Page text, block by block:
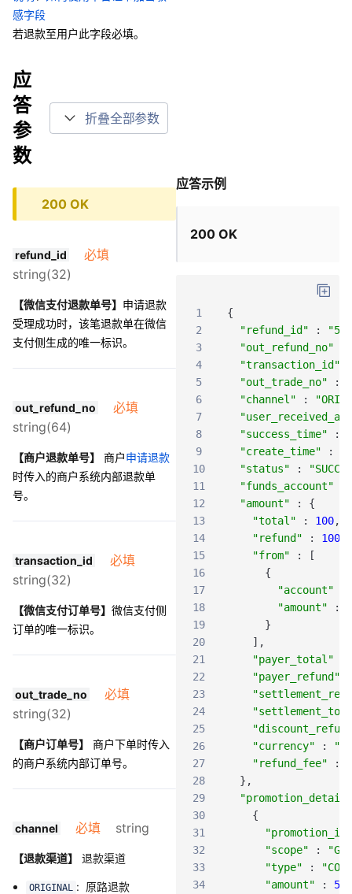
感字段
若退款至用户此字段必填。
应
答
参
数
折叠全部参数
200 OK
refund_id
必填
string(32)
【微信支付退款单号】 申请退款
受理成功时，该笔退款单在微信
支付侧生成的唯一标识。
out_refund_no
必填
string(64)
【商户退款单号】 商户申请退款
时传入的商户系统内部退款单
号。
transaction_id
必填
string(32)
【微信支付订单号】 微信支付侧
订单的唯一标识。
out_trade_no
必填
string(32)
【商户订单号】
商户下单时传入
的商户系统内部订单号。
channel 必填 string
【退款渠道】 退款渠道
ORIGINAL : 原路退款
应答示例
200 OK
1
{
2
"refund_id" :
3
"out_refund_no"
4
"transaction_id"
5
"out_trade_no" :
6
"channel" :
7
8
"success_time" :
9
"create_time" :
10
"status" :
11
"funds_account"
12
"amount" :
{
13
"total" : 100,
14
"refund" : 100
15
"from" :
[
16
{
17
"account"
18
"amount" :
19
}
20
] ,
21
"payer_total"
22
"payer_refund"
23
24
25
26
"currency" :
27
"refund_fee" :
28
} ,
29
"promotion_detail"
30
{
31
"promotion_id"
32
"scope" :
33
"type" :
34
"amount" : 5